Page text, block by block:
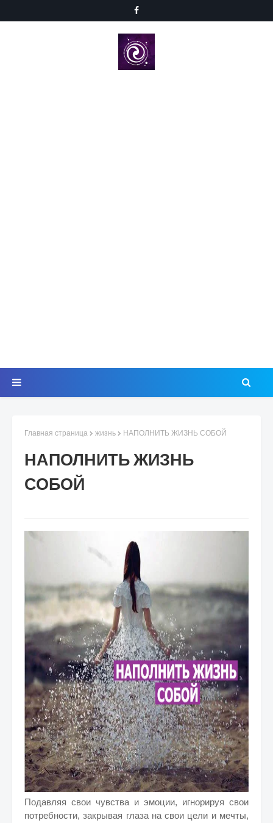
Главная страница жизнь НАПОЛНИТЬ ЖИЗНЬ СОБОЙ
НАПОЛНИТЬ ЖИЗНЬ
СОБОЙ
Подавляя свои чувства и эмоции, игнорируя свои
потребности, закрывая глаза на свои цели и мечты,